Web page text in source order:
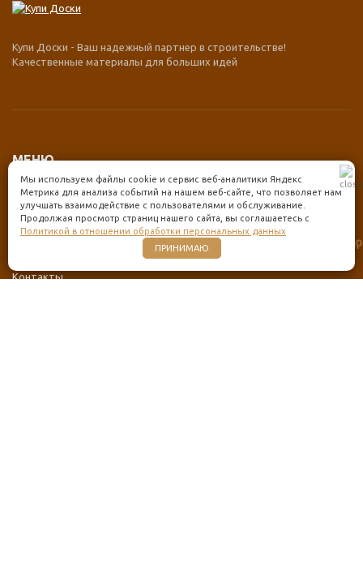
Купи Доски - Ваш надежный партнер в строительстве!
Качественные материалы для больших идей
МЕНЮ
Каталог товаров
Оплата и доставка
О нас
Контакты
Мы используем файлы cookie и сервис веб-аналитики Яндекс
Метрика для анализа событий на нашем веб-сайте, что позволяет нам
улучшать взаимодействие с пользователями и обслуживание.
Продолжая просмотр страниц нашего сайта, вы соглашаетесь с
Политикой в отношении обработки персональных данных
ПРИНИМАЮ